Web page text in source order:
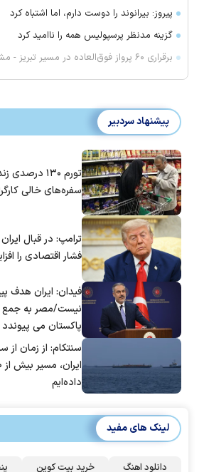
پیروز: بیرانوند را دوست دارم، اما اشتباه کرد
گزینه مدنظر پرسپولیس همه را ناامید کرد
برقراری ۶۰ پرواز فوق‌العاده در مسیر تبریز - مشهد
پیشنهاد سردبیر
تورم ۱۳۰
سفره‌های خالی
ترامپ: در قبال
فشار اقتصادی را
فیدان: ایران هدف
نیست/مصر به جمع
پاکستان می پیوندد
سنتکام: از زمان از
داده‌ایم
لینک های مفید
دانلود اهنگ خرید بیت کوین